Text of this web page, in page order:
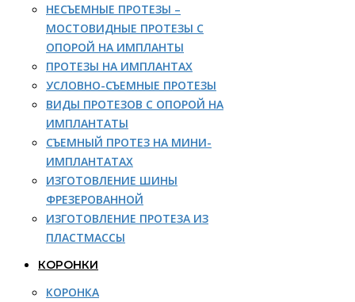
НЕСЪЕМНЫЕ ПРОТЕЗЫ –
МОСТОВИДНЫЕ ПРОТЕЗЫ С
ОПОРОЙ НА ИМПЛАНТЫ
ПРОТЕЗЫ НА ИМПЛАНТАХ
УСЛОВНО-СЪЕМНЫЕ ПРОТЕЗЫ
ВИДЫ ПРОТЕЗОВ С ОПОРОЙ НА
ИМПЛАНТАТЫ
СЪЕМНЫЙ ПРОТЕЗ НА МИНИ-
ИМПЛАНТАТАХ
ИЗГОТОВЛЕНИЕ ШИНЫ
ФРЕЗЕРОВАННОЙ
ИЗГОТОВЛЕНИЕ ПРОТЕЗА ИЗ
ПЛАСТМАССЫ
КОРОНКИ
КОРОНКА